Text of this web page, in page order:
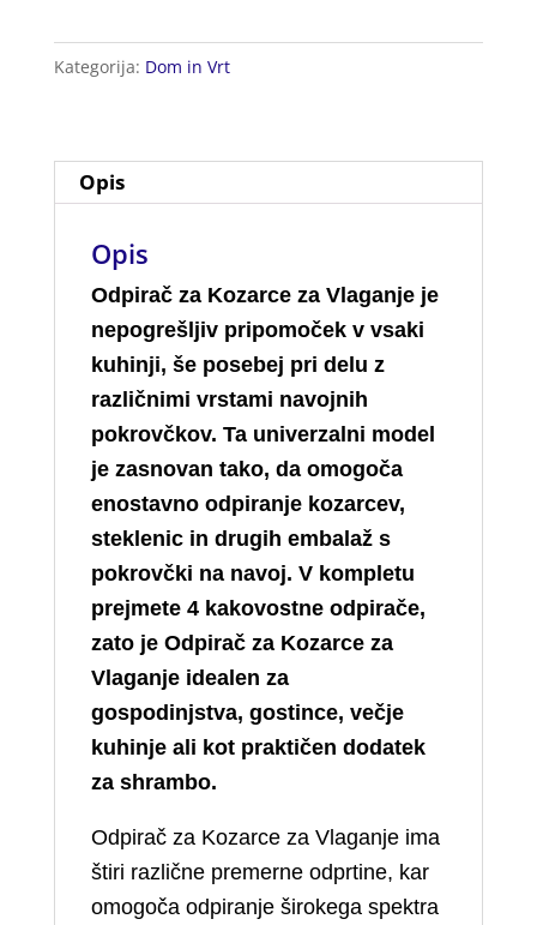
za
Vlaganje
Kategorija: Dom in Vrt
Opis
Opis
Odpirač za Kozarce za Vlaganje je
nepogrešljiv pripomoček v vsaki
kuhinji, še posebej pri delu z
različnimi vrstami navojnih
pokrovčkov. Ta univerzalni model
je zasnovan tako, da omogoča
enostavno odpiranje kozarcev,
steklenic in drugih embalaž s
pokrovčki na navoj. V kompletu
prejmete 4 kakovostne odpirače,
zato je Odpirač za Kozarce za
Vlaganje idealen za
gospodinjstva, gostince, večje
kuhinje ali kot praktičen dodatek
za shrambo.
Odpirač za Kozarce za Vlaganje ima
štiri različne premerne odprtine, kar
omogoča odpiranje širokega spektra